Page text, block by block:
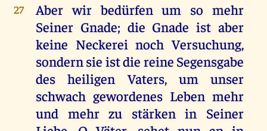
27
Aber wir bedürfen um so mehr
Seiner Gnade; die Gnade ist aber
keine Neckerei noch Versuchung,
sondern sie ist die reine Segensgabe
des heiligen Vaters, um unser
schwach gewordenes Leben mehr
und mehr zu stärken in Seiner